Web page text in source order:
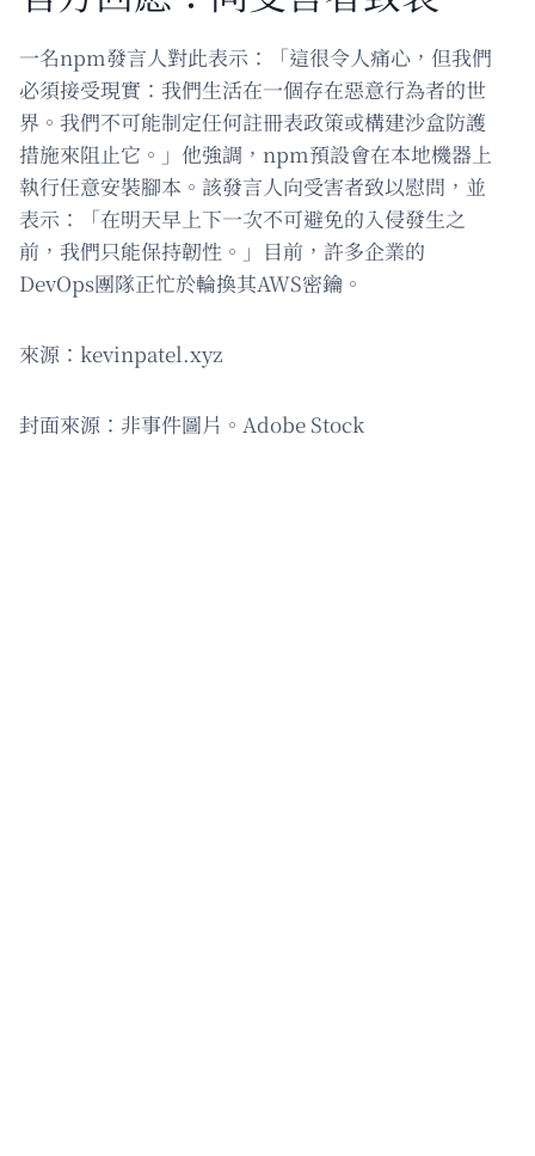
一名npm發言人對此表示：「這很令人痛心，但我們
必須接受現實：我們生活在一個存在惡意行為者的世
界。我們不可能制定任何註冊表政策或構建沙盒防護
措施來阻止它。」他強調，npm預設會在本地機器上
執行任意安裝腳本。該發言人向受害者致以慰問，並
表示：「在明天早上下一次不可避免的入侵發生之
前，我們只能保持韌性。」目前，許多企業的
DevOps團隊正忙於輪換其AWS密鑰。
來源：kevinpatel.xyz
封面來源：非事件圖片。Adobe Stock